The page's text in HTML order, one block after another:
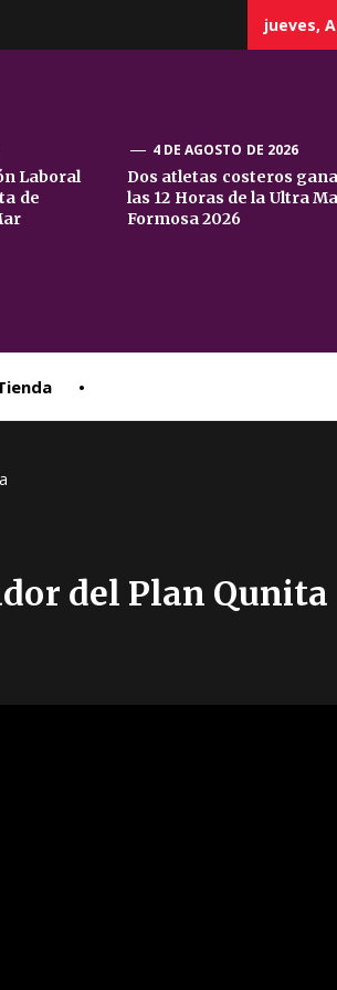
jueves,
Laboral
de
4 DE AGOSTO DE 2026
Dos atletas costeros
las 12 Horas de la Ultra
Formosa 2026
•
del Plan Qunita